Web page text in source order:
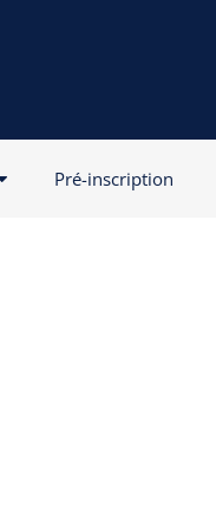
Pré-inscription